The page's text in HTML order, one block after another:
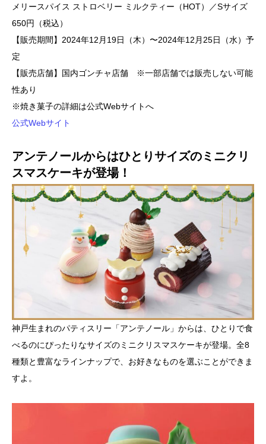
メリースパイス ストロベリー ミルクティー（HOT）／Sサイズ
650円（税込）
【販売期間】2024年12月19日（木）〜2024年12月25日（水）予
定
【販売店舗】国内ゴンチャ店舗 ※一部店舗では販売しない可能
性あり
※焼き菓子の詳細は公式Webサイトへ
公式Webサイト
アンテノールからはひとりサイズのミニクリ
スマスケーキが登場！
神戸生まれのパティスリー「アンテノール」からは、ひとりで食
べるのにぴったりなサイズのミニクリスマスケーキが登場。全8
種類と豊富なラインナップで、お好きなものを選ぶことができま
すよ。